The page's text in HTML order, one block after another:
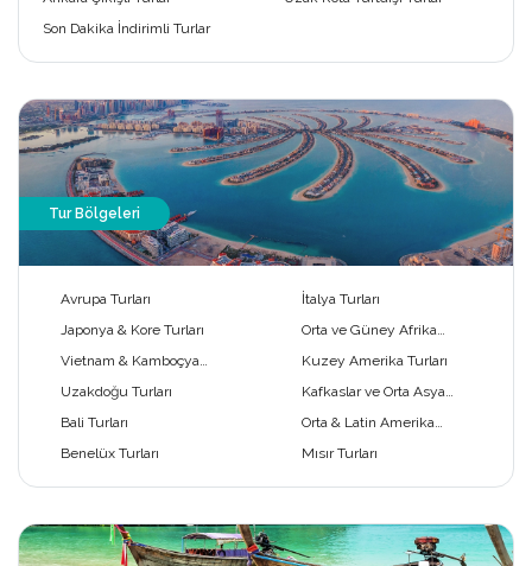
Son Dakika İndirimli Turlar
Tur Bölgeleri
Avrupa Turları
İtalya Turları
Japonya & Kore Turları
Orta ve Güney Afrika
Vietnam & Kamboçya
Kuzey Amerika Turları
Uzakdoğu Turları
Kafkaslar ve Orta Asya
Bali Turları
Orta & Latin Amerika
Benelüx Turları Mısır Turları